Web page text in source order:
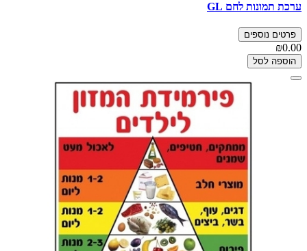
ערכת תמונות לחם GL
פרטים נוספים
₪0.00
הוספה לסל